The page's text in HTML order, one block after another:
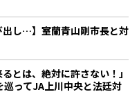
出し…】室蘭青山剛市長と対
とは、絶対に許さない！」
ってJA上川中央と法廷対